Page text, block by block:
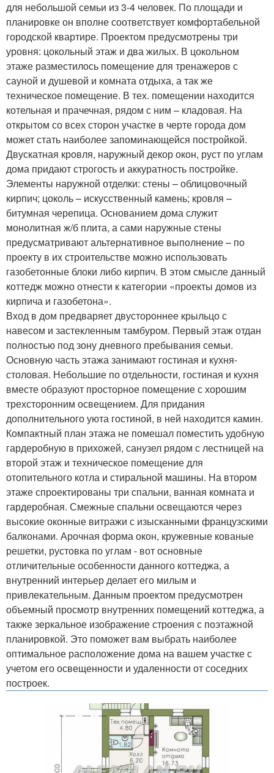
для небольшой семьи из 3-4 человек. По площади и
планировке он вполне соответствует комфортабельной
городской квартире. Проектом предусмотрены три
уровня: цокольный этаж и два жилых. В цокольном
этаже разместилось помещение для тренажеров с
сауной и душевой и комната отдыха, а так же
техническое помещение. В тех. помещении находится
котельная и прачечная, рядом с ним – кладовая. На
открытом со всех сторон участке в черте города дом
может стать наиболее запоминающейся постройкой.
Двускатная кровля, наружный декор окон, руст по углам
дома придают строгость и аккуратность постройке.
Элементы наружной отделки: стены – облицовочный
кирпич; цоколь – искусственный камень; кровля –
битумная черепица. Основанием дома служит
монолитная ж/б плита, а сами наружные стены
предусматривают альтернативное выполнение – по
проекту в их строительстве можно использовать
газобетонные блоки либо кирпич. В этом смысле данный
коттедж можно отнести к категории «проекты домов из
кирпича и газобетона».
Вход в дом предваряет двустороннее крыльцо с
навесом и застекленным тамбуром. Первый этаж отдан
полностью под зону дневного пребывания семьи.
Основную часть этажа занимают гостиная и кухня-
столовая. Небольшие по отдельности, гостиная и кухня
вместе образуют просторное помещение с хорошим
трехсторонним освещением. Для придания
дополнительного уюта гостиной, в ней находится камин.
Компактный план этажа не помешал поместить удобную
гардеробную в прихожей, санузел рядом с лестницей на
второй этаж и техническое помещение для
отопительного котла и стиральной машины. На втором
этаже спроектированы три спальни, ванная комната и
гардеробная. Смежные спальни освещаются через
высокие оконные витражи с изысканными французскими
балконами. Арочная форма окон, кружевные кованые
решетки, рустовка по углам - вот основные
отличительные особенности данного коттеджа, а
внутренний интерьер делает его милым и
привлекательным. Данным проектом предусмотрен
объемный просмотр внутренних помещений коттеджа, а
также зеркальное изображение строения с поэтажной
планировкой. Это поможет вам выбрать наиболее
оптимальное расположение дома на вашем участке с
учетом его освещенности и удаленности от соседних
построек.